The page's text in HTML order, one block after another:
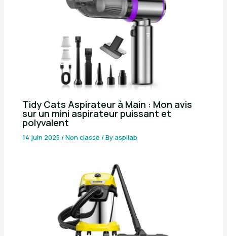
Tidy Cats Aspirateur à Main : Mon avis
sur un mini aspirateur puissant et
polyvalent
14 juin 2025/Non classé / Byaspilab